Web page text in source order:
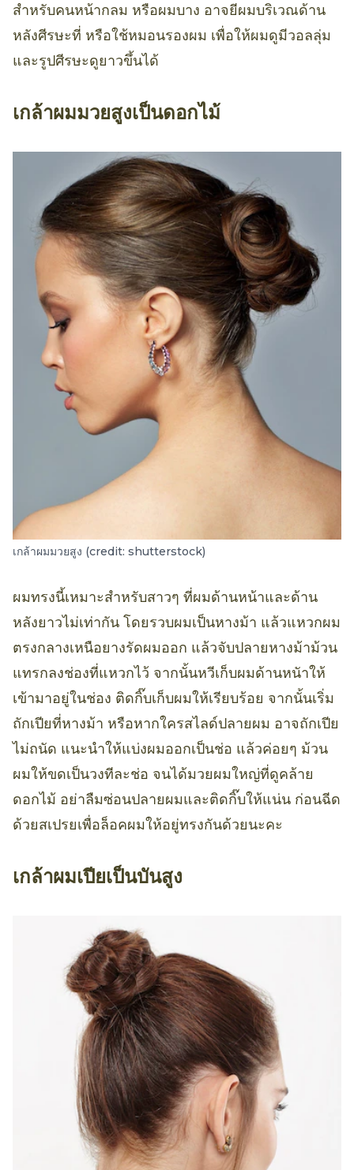
สำหรับคนหน้ากลม หรือผมบาง อาจยีผมบริเวณด้าน
หลังศีรษะที่ หรือใช้หมอนรองผม เพื่อให้ผมดูมีวอลลุ่ม
และรูปศีรษะดูยาวขึ้นได้
เกล้าผมมวยสูงเป็นดอกไม้
เกล้าผมมวยสูง (credit: shutterstock)
ผมทรงนี้เหมาะสำหรับสาวๆ ที่ผมด้านหน้าและด้าน
หลังยาวไม่เท่ากัน โดยรวบผมเป็นหางม้า แล้วแหวกผม
ตรงกลางเหนือยางรัดผมออก แล้วจับปลายหางม้าม้วน
แทรกลงช่องที่แหวกไว้ จากนั้นหวีเก็บผมด้านหนัาให้
เข้ามาอยู่ในช่อง ติดกิ๊บเก็บผมให้เรียบร้อย จากนั้นเริ่ม
ถักเปียที่หางม้า หรือหากใครสไลด์ปลายผม อาจถักเปีย
ไม่ถนัด แนะนำให้แบ่งผมออกเป็นช่อ แล้วค่อยๆ ม้วน
ผมให้ขดเป็นวงทีละช่อ จนได้มวยผมใหญ่ที่ดูคล้าย
ดอกไม้ อย่าลืมซ่อนปลายผมและติดกิ๊บให้แน่น ก่อนฉีด
ด้วยสเปรยเพื่อล็อคผมให้อยู่ทรงกันด้วยนะคะ
เกล้าผมเปียเป็นบันสูง